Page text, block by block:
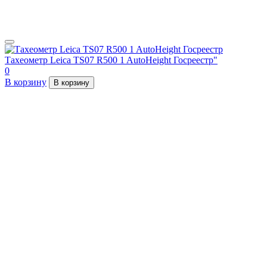
Тахеометр Leica TS07 R500 1 AutoHeight Госреестр"
0
В корзину
В корзину